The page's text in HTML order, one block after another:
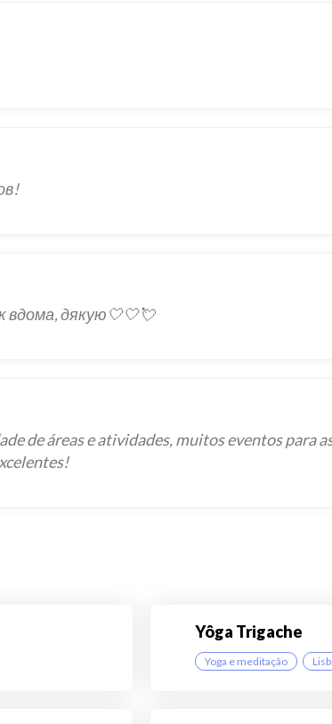
вдома, дякую🤍🤍💘
de áreas e atividades, muitos eventos para
Yôga Trigache
Yoga e meditação